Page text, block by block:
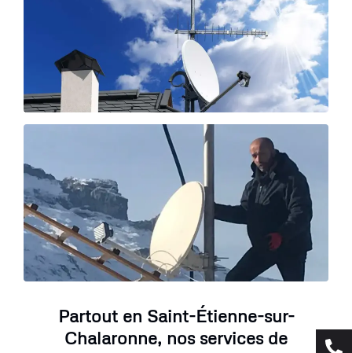
Partout en Saint-Étienne-sur-
Chalaronne, nos services de